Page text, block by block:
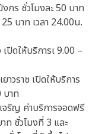
กร ชั่วโมงละ 50 บาท
บาท เวลา 24.00น.
เปิดให้บริการเ 9.00 –
วราช เปิดให้บริการ
บาท
ริญ ค่าบริการจอดฟรี
ท ชั่วโมงที่ 3 และ